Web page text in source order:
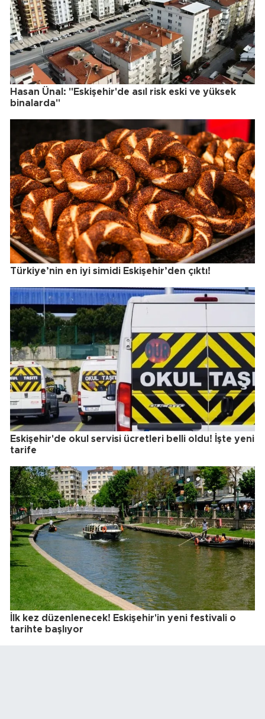
Hasan Ünal: "Eskişehir'de asıl risk eski ve yüksek
binalarda"
Türkiye’nin en iyi simidi Eskişehir’den çıktı!
Eskişehir'de okul servisi ücretleri belli oldu! İşte yeni
tarife
İlk kez düzenlenecek! Eskişehir'in yeni festivali o
tarihte başlıyor